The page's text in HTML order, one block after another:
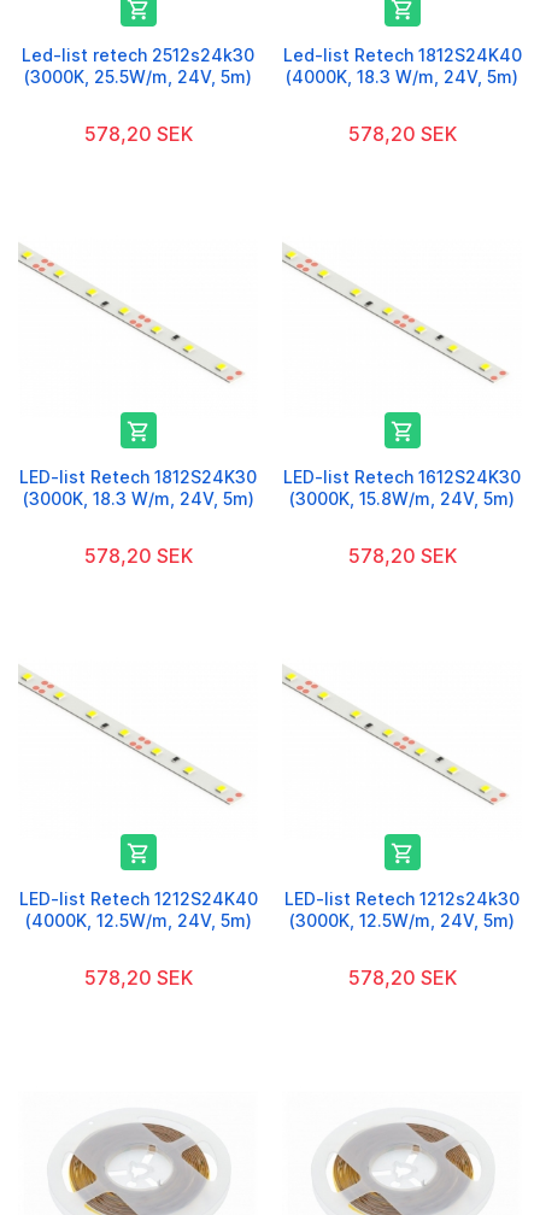

Led-list retech 2512s24k30
(3000K, 25.5W/m, 24V, 5m)
578,20 SEK

Led-list Retech 1812S24K40
(4000K, 18.3 W/m, 24V, 5m)
578,20 SEK

LED-list Retech 1812S24K30
(3000K, 18.3 W/m, 24V, 5m)
578,20 SEK

LED-list Retech 1612S24K30
(3000K, 15.8W/m, 24V, 5m)
578,20 SEK

LED-list Retech 1212S24K40
(4000K, 12.5W/m, 24V, 5m)
578,20 SEK

LED-list Retech 1212s24k30
(3000K, 12.5W/m, 24V, 5m)
578,20 SEK